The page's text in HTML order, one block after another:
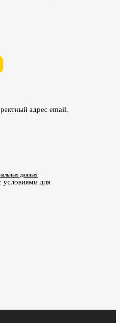
адрес email.
данных
условиями для